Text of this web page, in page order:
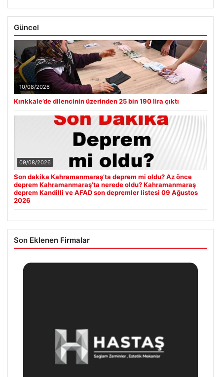
Güncel
10/08/2026
Kırıkkale’de dilencinin üzerinden 25 bin 190 lira çıktı
09/08/2026
Son dakika Kahramanmaraş’ta deprem mi oldu? Az önce
deprem Kahramanmaraş’ta nerede oldu? Kahramanmaraş
deprem Kandilli ve AFAD son depremler listesi 09 Ağustos
2026
Son Eklenen Firmalar